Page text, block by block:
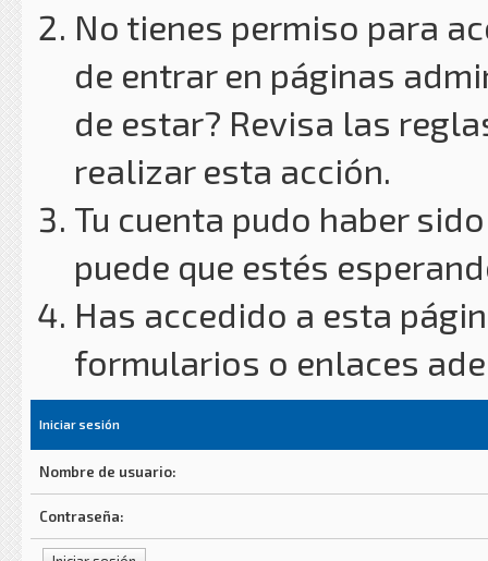
No tienes permiso para
de entrar en páginas
de estar? Revisa las
realizar esta acción.
Tu cuenta pudo haber
puede que estés
Has accedido a esta
formularios o enlaces
Iniciar sesión
Nombre de usuario:
Contraseña: